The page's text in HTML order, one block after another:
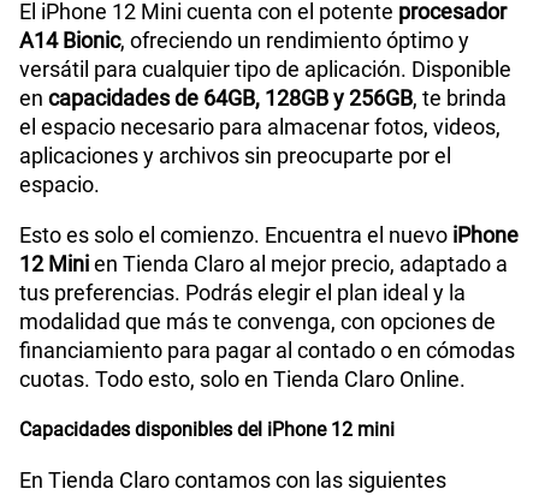
WiFI Si
Peso
Bluetooth Si
Cámara de fotos Principal 12MP + 12MP
El iPhone 12 Mini cuenta con el potente procesador
A14 Bionic, ofreciendo un rendimiento óptimo y
versátil para cualquier tipo de aplicación. Disponible
en capacidades de 64GB, 128GB y 256GB, te brinda
el espacio necesario para almacenar fotos, videos,
aplicaciones y archivos sin preocuparte por el
espacio.
Esto es solo el comienzo. Encuentra el nuevo iPhone
12 Minien Tienda Claro al mejor precio, adaptado a
tus preferencias. Podrás elegir el plan ideal y la
modalidad que más te convenga, con opciones de
financiamiento para pagar al contado o en cómodas
cuotas. Todo esto, solo en Tienda Claro Online.
Capacidades disponibles del iPhone 12 mini
En Tienda Claro contamos con las siguientes